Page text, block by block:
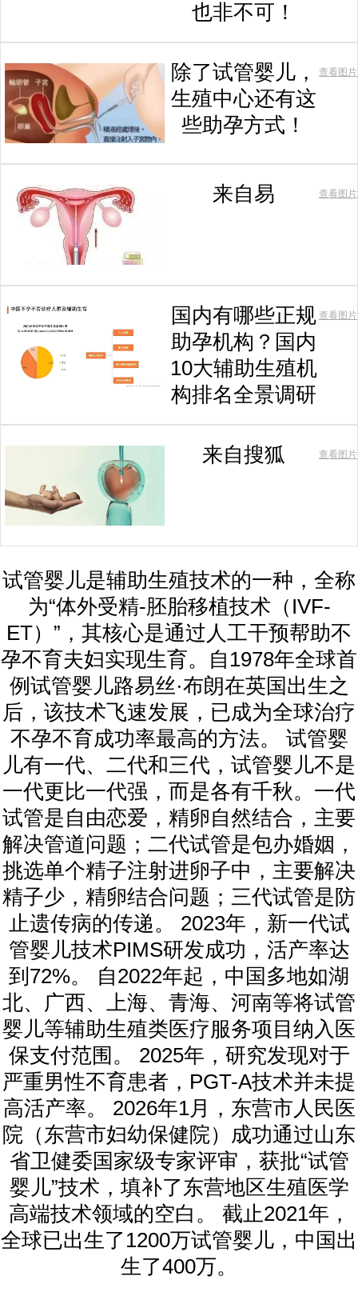
也非不可！
除了试管婴儿，
生殖中心还有这
些助孕方式！
查看图片
来自易 查看图片
国内有哪些正规
助孕机构？国内
10大辅助生殖机
构排名全景调研
查看图片
来自搜狐 查看图片
试管婴儿是辅助生殖技术的一种，全称
为“体外受精-胚胎移植技术（IVF-
ET）”，其核心是通过人工干预帮助不
孕不育夫妇实现生育。自1978年全球首
例试管婴儿路易丝·布朗在英国出生之
后，该技术飞速发展，已成为全球治疗
不孕不育成功率最高的方法。 试管婴
儿有一代、二代和三代，试管婴儿不是
一代更比一代强，而是各有千秋。一代
试管是自由恋爱，精卵自然结合，主要
解决管道问题；二代试管是包办婚姻，
挑选单个精子注射进卵子中，主要解决
精子少，精卵结合问题；三代试管是防
止遗传病的传递。 2023年，新一代试
管婴儿技术PIMS研发成功，活产率达
到72%。 自2022年起，中国多地如湖
北、广西、上海、青海、河南等将试管
婴儿等辅助生殖类医疗服务项目纳入医
保支付范围。 2025年，研究发现对于
严重男性不育患者，PGT-A技术并未提
高活产率。 2026年1月，东营市人民医
院（东营市妇幼保健院）成功通过山东
省卫健委国家级专家评审，获批“试管
婴儿”技术，填补了东营地区生殖医学
高端技术领域的空白。 截止2021年，
全球已出生了1200万试管婴儿，中国出
生了400万。